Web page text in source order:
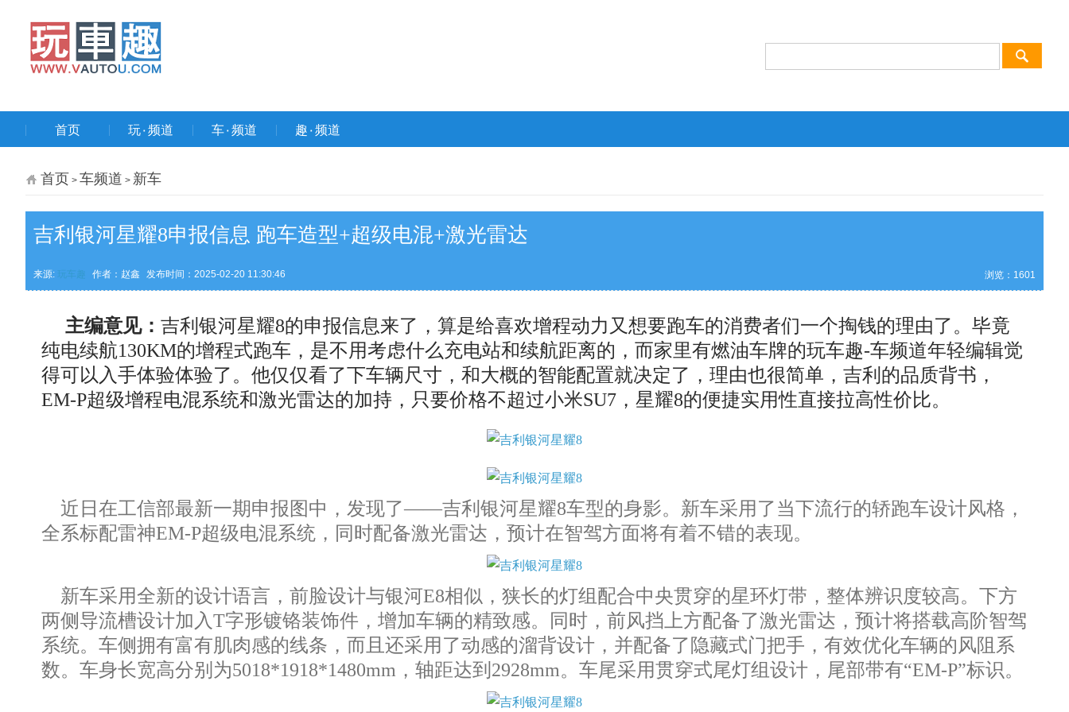
首页 玩۰频道 车۰频道 趣۰频道
首页 > 车频道 > 新车
吉利银河星耀8申报信息 跑车造型+超级电混+激光雷达
来源: 玩车趣 作者：赵鑫 发布时间：2025-02-20 11:30:46 浏览： 1601
主编意见： 吉利银河星耀8的申报信息来了，算是给喜欢增程动力又想要跑车的消费者们一个掏钱的理由了。毕竟
纯电续航130KM的增程式跑车，是不用考虑什么充电站和续航距离的，而家里有燃油车牌的玩车趣-车频道年轻编辑觉
得可以入手体验体验了。他仅仅看了下车辆尺寸，和大概的智能配置就决定了，理由也很简单，吉利的品质背书，
EM-P超级增程电混系统和激光雷达的加持，只要价格不超过小米SU7，星耀8的便捷实用性直接拉高性价比。
近日在工信部最新一期申报图中，发现了——吉利银河星耀8车型的身影。新车采用了当下流行的轿跑车设计风格，
全系标配雷神EM-P超级电混系统，同时配备激光雷达，预计在智驾方面将有着不错的表现。
新车采用全新的设计语言，前脸设计与银河E8相似，狭长的灯组配合中央贯穿的星环灯带，整体辨识度较高。下方
两侧导流槽设计加入T字形镀铬装饰件，增加车辆的精致感。同时，前风挡上方配备了激光雷达，预计将搭载高阶智驾
系统。车侧拥有富有肌肉感的线条，而且还采用了动感的溜背设计，并配备了隐藏式门把手，有效优化车辆的风阻系
数。车身长宽高分别为5018*1918*1480mm，轴距达到2928mm。车尾采用贯穿式尾灯组设计，尾部带有“EM-P”标识。